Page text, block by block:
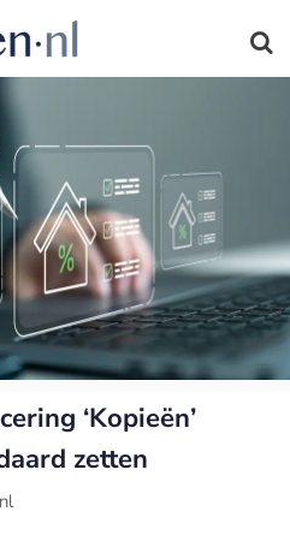
‘Kopieën’
zetten